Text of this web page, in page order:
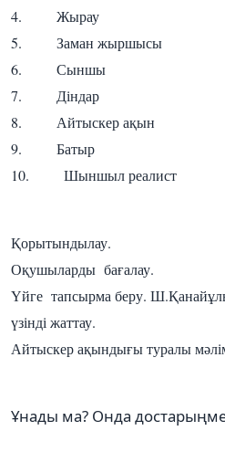
4. Жырау
5. Заман жыршысы
6. Сыншы
7. Діндар
8. Айтыскер ақын
9. Батыр
10. Шыншыл реалист
Қорытындылау.
Оқушыларды бағалау.
Үйге тапсырма беру.
үзінді жаттау.
Айтыскер ақындығы туралы
Ұнады ма? Онда